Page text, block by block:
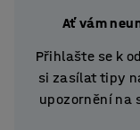
Ať vám
Přihlašte se k
si zasílat tipy
upozornění na